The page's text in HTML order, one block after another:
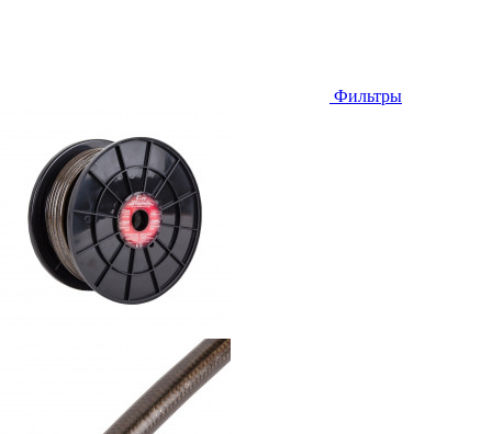
Фильтры